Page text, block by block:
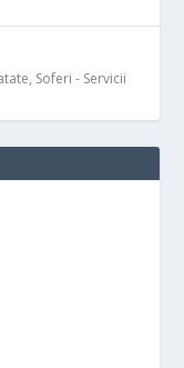
, Soferi - Servicii